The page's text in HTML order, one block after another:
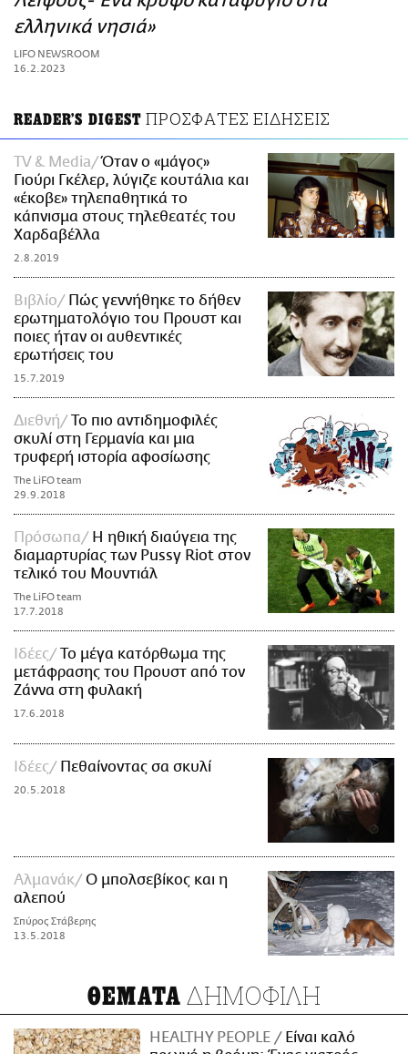
ΑΜΠΑ
PRINT
ελληνικά νησιά»
LIFO NEWSROOM
16.2.2023
READER'S DIGEST ΠΡΟΣΦΑΤΕΣ ΕΙΔΗΣΕΙΣ
TV & Media
Όταν ο «μάγος»
Γιούρι Γκέλερ, λύγιζε κουτάλια και
«έκοβε» τηλεπαθητικά το
κάπνισμα στους τηλεθεατές του
Χαρδαβέλλα
2.8.2019
Βιβλίο
Πώς γεννήθηκε το δήθεν
ερωτηματολόγιο του Προυστ και
ποιες ήταν οι αυθεντικές
ερωτήσεις του
15.7.2019
Διεθνή
Το πιο αντιδημοφιλές
σκυλί στη Γερμανία και μια
τρυφερή ιστορία αφοσίωσης
The LiFO team
29.9.2018
Πρόσωπα
Η ηθική διαύγεια της
διαμαρτυρίας των Pussy Riot στον
τελικό του Μουντιάλ
The LiFO team
17.7.2018
Ιδέες
Το μέγα κατόρθωμα της
μετάφρασης του Προυστ από τον
Ζάννα στη φυλακή
17.6.2018
Ιδέες Πεθαίνοντας σα σκυλί
20.5.2018
Αλμανάκ
Ο μπολσεβίκος και η
αλεπού
Σπύρος Στάβερης
13.5.2018
ΘΕΜΑΤΑ ΔΗΜΟΦΙΛΗ
HEALTHY PEOPLE
Είναι καλό